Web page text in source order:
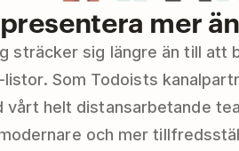
mer
sträcker sig längre än till att
Som Todoists
vårt helt distansarbetande
och mer